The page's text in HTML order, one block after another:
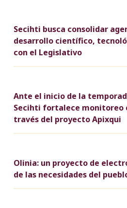
Secihti busca consolidar
desarrollo científico,
con el Legislativo
Ante el inicio de la
Secihti fortalece monitoreo
través del proyecto Apixqui
Olinia: un proyecto de
de las necesidades del